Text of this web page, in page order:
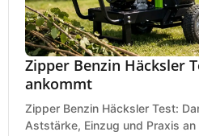
Zipper Benzin Häcksler
ankommt
Zipper Benzin Häcksler Test:
Aststärke, Einzug und Praxis